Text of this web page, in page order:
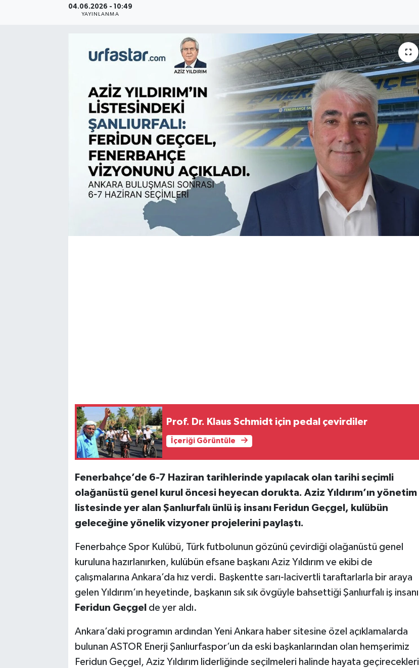
04.06.2026 - 10:49
YAYINLANMA
Prof. Dr. Klaus Schmidt için pedal çevirdiler
İçeriği Görüntüle
Fenerbahçe’de 6-7 Haziran tarihlerinde yapılacak olan tarihi seçimli
olağanüstü genel kurul öncesi heyecan dorukta. Aziz Yıldırım’ın yönetim
listesinde yer alan Şanlıurfalı ünlü iş insanı Feridun Geçgel, kulübün
geleceğine yönelik vizyoner projelerini paylaştı.
Fenerbahçe Spor Kulübü, Türk futbolunun gözünü çevirdiği olağanüstü genel
kuruluna hazırlanırken, kulübün efsane başkanı Aziz Yıldırım ve ekibi de
çalışmalarına Ankara’da hız verdi. Başkentte sarı-lacivertli taraftarlarla bir araya
gelen Yıldırım’ın heyetinde, başkanın sık sık övgüyle bahsettiği Şanlıurfalı iş insanı
Feridun Geçgel de yer aldı.
Ankara’daki programın ardından Yeni Ankara haber sitesine özel açıklamalarda
bulunan ASTOR Enerji Şanlıurfaspor’un da eski başkanlarından olan hemşerimiz
Feridun Geçgel, Aziz Yıldırım liderliğinde seçilmeleri halinde hayata geçirecekleri